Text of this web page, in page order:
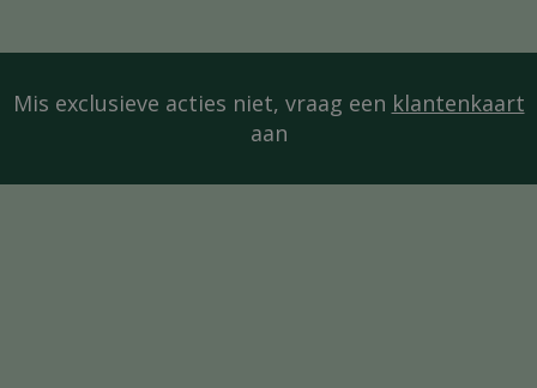
Mis exclusieve acties niet, vraag een klantenkaart
aan